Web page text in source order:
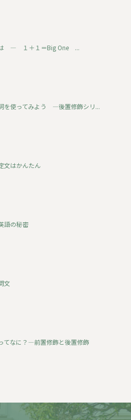
は ― １＋１＝Big One ...
を使ってみよう ―後置修飾シリ...
文はかんたん
語の秘密
文
てなに？―前置修飾と後置修飾